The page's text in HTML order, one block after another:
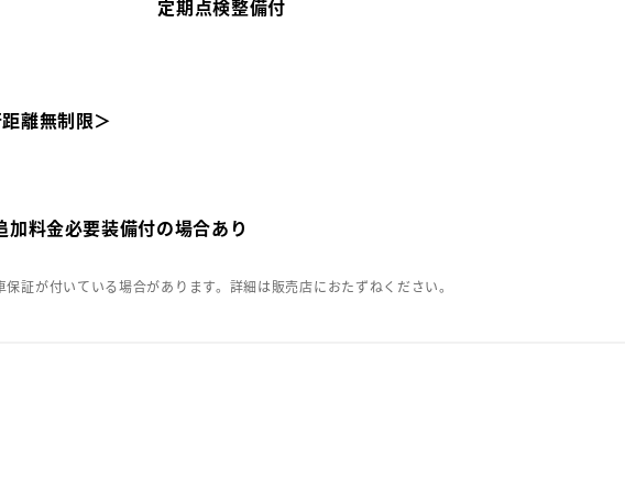
定期点検整備付
離無制限＞
料金必要装備付の場合あり
証が付いている場合があります。詳細は販売店におたずねください。